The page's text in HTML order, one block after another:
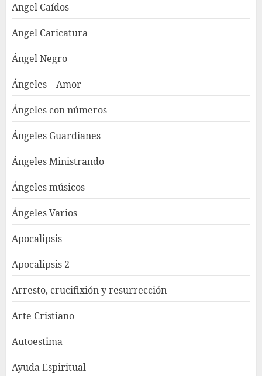
Angel Caídos
Angel Caricatura
Ángel Negro
Ángeles – Amor
Ángeles con números
Ángeles Guardianes
Ángeles Ministrando
Ángeles músicos
Ángeles Varios
Apocalipsis
Apocalipsis 2
Arresto, crucifixión y resurrección
Arte Cristiano
Autoestima
Ayuda Espiritual